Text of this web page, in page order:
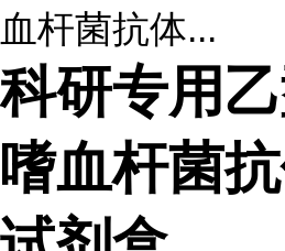
血杆菌抗体...
科研专用
嗜血杆菌